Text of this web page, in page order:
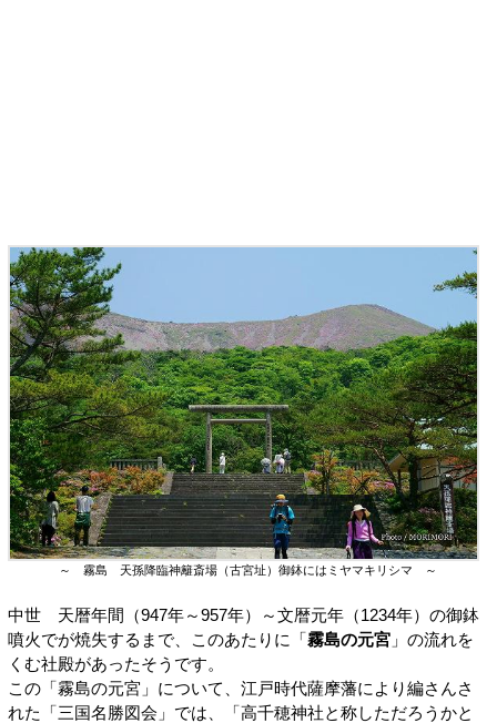
～ 霧島 天孫降臨神籬斎場（古宮址）御鉢にはミヤマキリシマ ～
中世 天暦年間（947年～957年）～文暦元年（1234年）の御鉢
噴火でが焼失するまで、このあたりに「 霧島の元宮」の流れを
くむ社殿があったそうです。
この「霧島の元宮」について、江戸時代薩摩藩により編さんさ
れた「三国名勝図会」では、「高千穂神社と称しただろうかと